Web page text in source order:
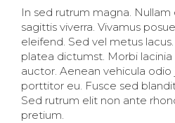
In sed rutrum magna.
sagittis viverra. Vivamus
eleifend. Sed vel metus
platea dictumst. Morbi
auctor. Aenean vehicula
porttitor eu. Fusce sed
Sed rutrum elit non ante
pretium.